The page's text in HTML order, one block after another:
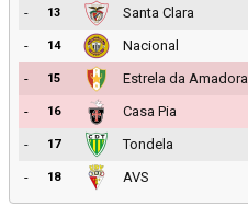
-
13 Santa Clara
-
14 Nacional
-
15 Estrela da Amadora
-
16 Casa Pia
-
17 Tondela
-
18 AVS